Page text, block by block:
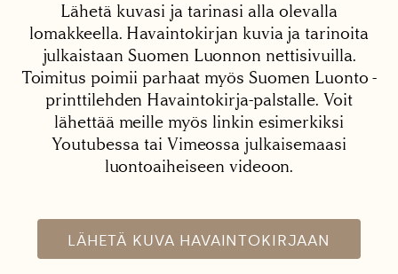
Lähetä kuvasi ja tarinasi alla olevalla
lomakkeella. Havaintokirjan kuvia ja tarinoita
julkaistaan Suomen Luonnon nettisivuilla.
Toimitus poimii parhaat myös Suomen Luonto -
printtilehden Havaintokirja-palstalle. Voit
lähettää meille myös linkin esimerkiksi
Youtubessa tai Vimeossa julkaisemaasi
luontoaiheiseen videoon.
LÄHETÄ KUVA HAVAINTOKIRJAAN